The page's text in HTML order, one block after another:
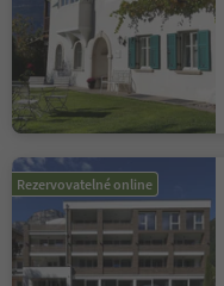
Rezervovatelné online